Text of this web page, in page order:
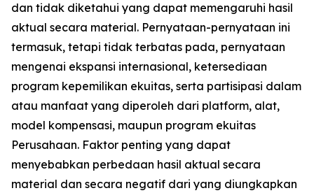
dan tidak diketahui yang dapat memengaruhi hasil
aktual secara material. Pernyataan-pernyataan ini
termasuk, tetapi tidak terbatas pada, pernyataan
mengenai ekspansi internasional, ketersediaan
program kepemilikan ekuitas, serta partisipasi dalam
atau manfaat yang diperoleh dari platform, alat,
model kompensasi, maupun program ekuitas
Perusahaan. Faktor penting yang dapat
menyebabkan perbedaan hasil aktual secara
material dan secara negatif dari yang diungkapkan